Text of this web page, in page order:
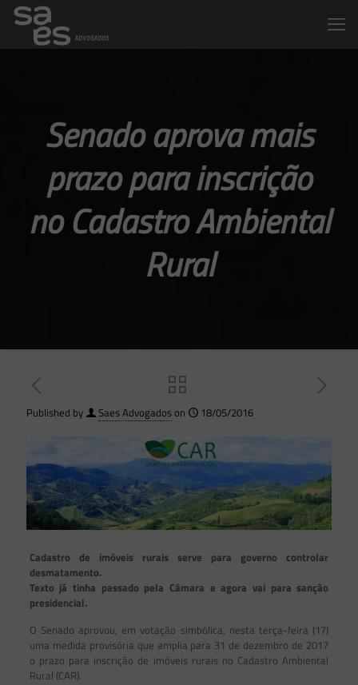
Senado aprova mais
prazo para inscrição
no Cadastro Ambiental
Rural
Published by Saes Advogadoson 18/05/2016
Cadastro de imóveis rurais serve para governo controlar
desmatamento.
Texto já tinha passado pela Câmara e agora vai para sanção
presidencial.
O Senado aprovou, em votação simbólica, nesta terça-feira (17)
uma medida provisória que amplia para 31 de dezembro de 2017
o prazo para inscrição de imóveis rurais no Cadastro Ambiental
Rural (CAR).